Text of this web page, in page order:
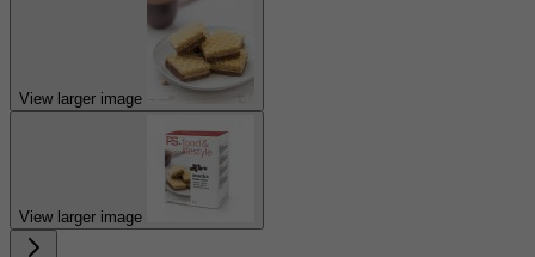
View larger image
View larger image